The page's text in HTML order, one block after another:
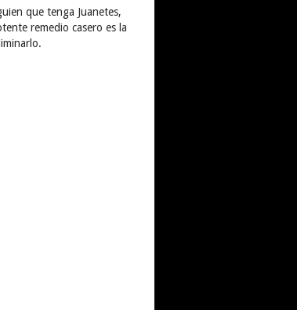
que tenga Juanetes,
remedio casero es la